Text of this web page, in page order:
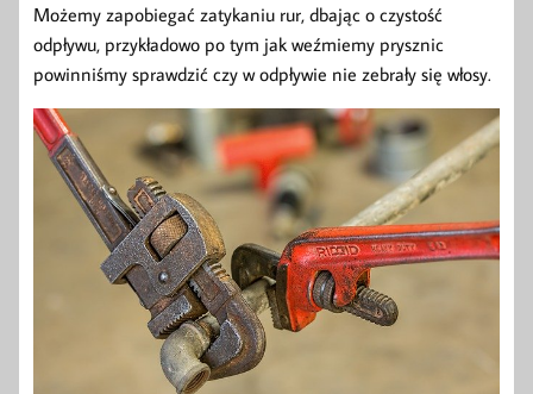
Możemy zapobiegać zatykaniu rur, dbając o czystość
odpływu, przykładowo po tym jak weźmiemy prysznic
powinniśmy sprawdzić czy w odpływie nie zebrały się włosy.